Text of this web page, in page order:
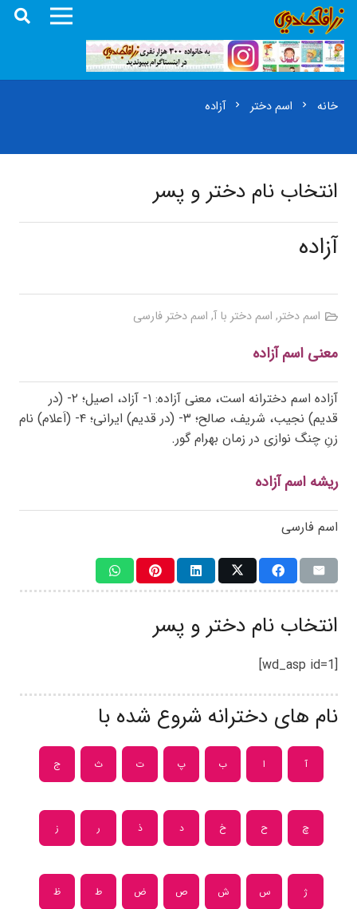
خانه chevron_right اسم دختر chevron_right آزاده
انتخاب نام دختر و پسر
آزاده
اسم دختر, اسم دختر با آ, اسم دختر فارسی
معنی اسم آزاده
آزاده اسم دخترانه است، معنی آزاده: ۱- آزاد، اصیل؛ ۲- (در
قدیم) نجیب، شریف، صالح؛ ۳- (در قدیم) ایرانی؛ ۴- (اَعلام) نام
زنِ چنگ نوازی در زمان بهرام گور.
ریشه اسم آزاده
اسم فارسی
انتخاب نام دختر و پسر
[wd_asp id=1]
نام های دخترانه شروع شده با
آ ا ب پ ت ث ج
چ ح خ د ذ ر ز
ژ س ش ص ض ط ظ